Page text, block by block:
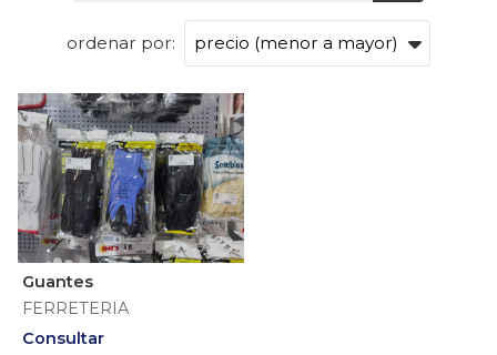
ordenar por:
Guantes
FERRETERIA
Consultar